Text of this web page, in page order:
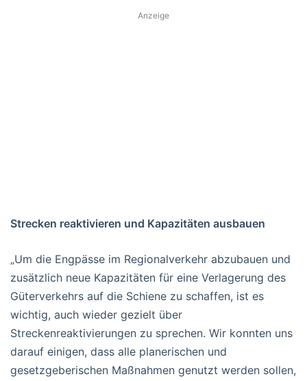
Anzeige
Strecken reaktivieren und Kapazitäten ausbauen
„Um die Engpässe im Regionalverkehr abzubauen und
zusätzlich neue Kapazitäten für eine Verlagerung des
Güterverkehrs auf die Schiene zu schaffen, ist es
wichtig, auch wieder gezielt über
Streckenreaktivierungen zu sprechen. Wir konnten uns
darauf einigen, dass alle planerischen und
gesetzgeberischen Maßnahmen genutzt werden sollen,